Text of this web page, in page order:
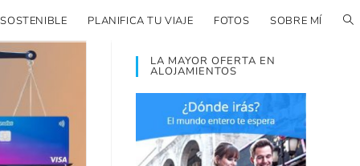
PLANIFICA TU VIAJE FOTOS SOBRE MÍ
LA MAYOR OFERTA EN
ALOJAMIENTOS